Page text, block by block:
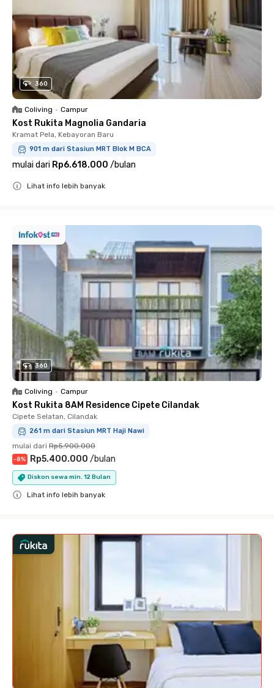
360
Coliving • Campur
Kost Rukita Magnolia Gandaria
Kramat Pela, Kebayoran Baru
901 m dari Stasiun MRT Blok M BCA
mulai dari Rp6.618.000 /bulan
Lihat info lebih banyak
360
Coliving • Campur
Kost Rukita 8AM Residence Cipete Cilandak
Cipete Selatan, Cilandak
261 m dari Stasiun MRT Haji Nawi
mulai dari Rp5.900.000
-8% Rp5.400.000 /bulan
Diskon sewa min. 12 Bulan
Lihat info lebih banyak